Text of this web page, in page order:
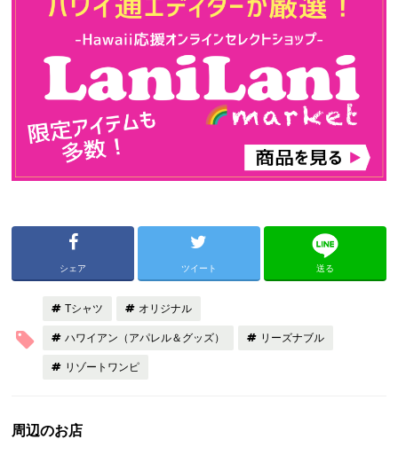
シェア ツイート 送る
Tシャツ オリジナル
ハワイアン（アパレル＆グッズ） リーズナブル
リゾートワンピ
周辺のお店